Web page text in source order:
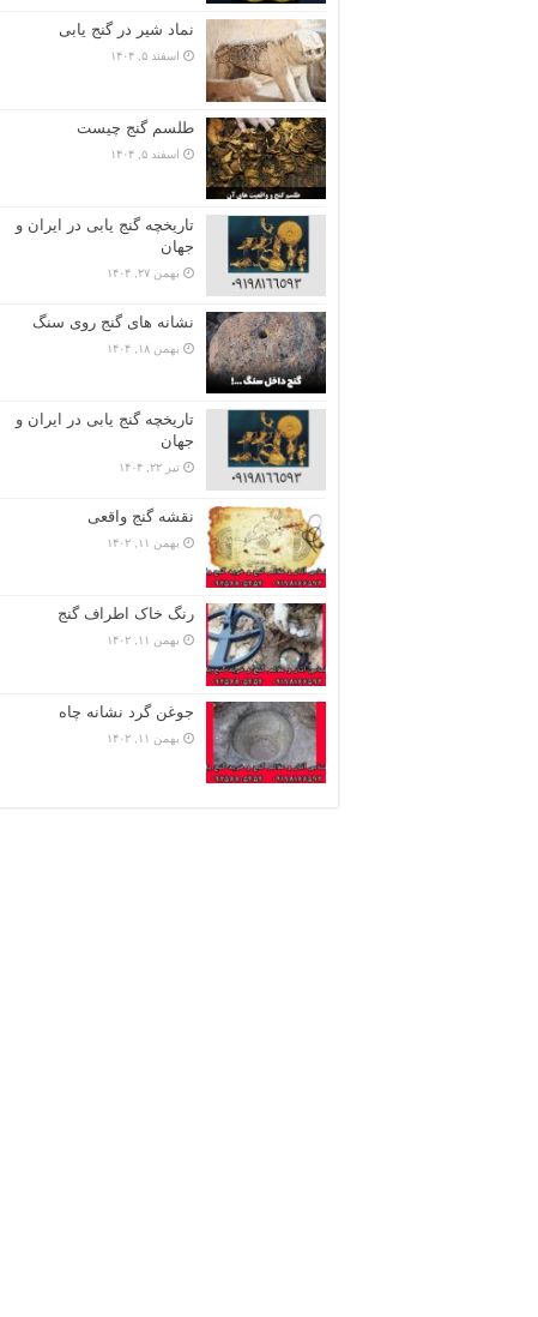
نماد شیر در گنج یابی
اسفند ۵, ۱۴۰۴
طلسم گنج چیست
اسفند ۵, ۱۴۰۴
تاریخچه گنج‌ یابی در ایران و
جهان
بهمن ۲۷, ۱۴۰۴
نشانه های گنج روی سنگ
بهمن ۱۸, ۱۴۰۴
تاریخچه گنج‌ یابی در ایران و
جهان
تیر ۲۲, ۱۴۰۴
نقشه گنج واقعی
بهمن ۱۱, ۱۴۰۲
رنگ خاک اطراف گنج
بهمن ۱۱, ۱۴۰۲
جوغن گرد نشانه چاه
بهمن ۱۱, ۱۴۰۲